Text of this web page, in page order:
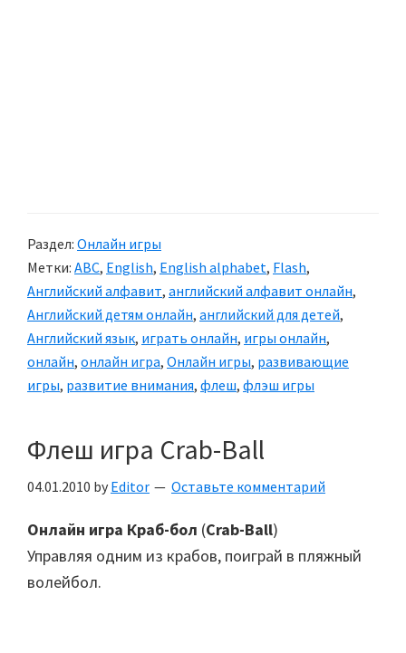
Раздел: Онлайн игры
Метки: ABC, English, English alphabet, Flash,
Английский алфавит, английский алфавит онлайн,
Английский детям онлайн, английский для детей,
Английский язык, играть онлайн, игры онлайн,
онлайн, онлайн игра, Онлайн игры, развивающие
игры, развитие внимания, флеш, флэш игры
Флеш игра Crab-Ball
04.01.2010 by Editor Оставьте комментарий
Онлайн игра Краб-бол (Crab-Ball)
Управляя одним из крабов, поиграй в пляжный
волейбол.